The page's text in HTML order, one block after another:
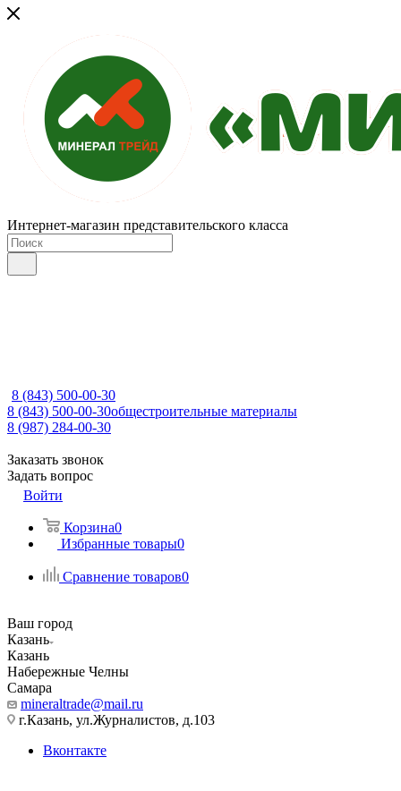
Интернет-магазин представительского класса
8 (843) 500-00-30
8 (843) 500-00-30общестроительные материалы
8 (987) 284-00-30
Заказать звонок
Задать вопрос
Войти
Корзина0
Избранные товары0
Сравнение товаров0
Ваш город
Казань
Казань
Набережные Челны
Самара
mineraltrade@mail.ru
г.Казань, ул.Журналистов, д.103
Вконтакте